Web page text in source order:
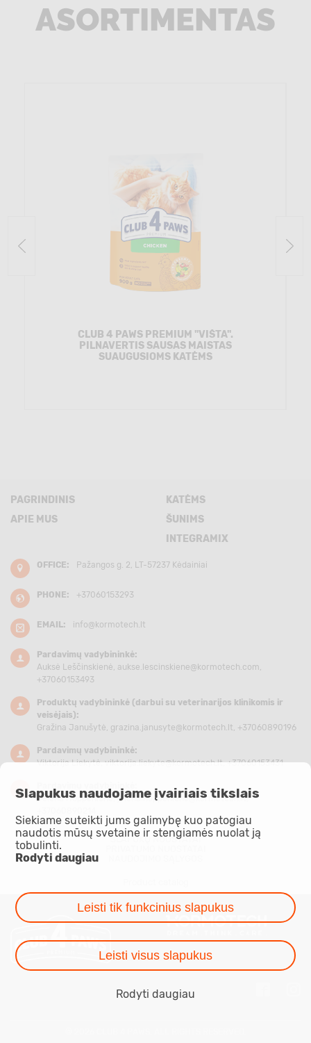
ASORTIMENTAS
CLUB 4 PAWS PREMIUM "VIŠTA".
PILNAVERTIS SAUSAS MAISTAS
SUAUGUSIOMS KATĖMS
PAGRINDINIS
APIE MUS
KATĖMS
ŠUNIMS
INTEGRAMIX
OFFICE: Pažangos g. 2, LT-57237 Kėdainiai
PHONE: +37060153293
EMAIL: info@kormotech.lt
Pardavimų vadybininkė:
Auksė Leščinskienė, aukse.lescinskiene@kormotech.com,
+37060153493
Produktų vadybininkė (darbui su veterinarijos klinikomis ir
veisėjais):
Gražina Janušytė, grazina.janusyte@kormotech.lt, +37060890196
Pardavimų vadybininkė:
Viktorija Liekytė,viktorija.liekyte@kormotech.lt, +37060153431
Pardavimų vadybininkė:
Jelena Hoppenienė,jelena.hoppeniene@kormotech.lt,
SLAPUKŲ NUOSTATAI
Slapukus naudojame įvairiais tikslais
Siekiame suteikti jums galimybę kuo patogiau
naudotis mūsų svetaine ir stengiamės nuolat ją
tobulinti.
Rodyti daugiau
Leisti tik funkcinius slapukus
Leisti visus slapukus
Rodyti daugiau